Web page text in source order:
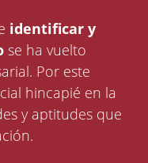
identificar y
se ha vuelto
Por este
hincapié en la
y aptitudes que